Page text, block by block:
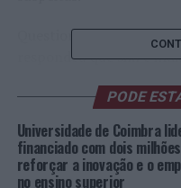
Questionado se possuía
respondeu que sim e
cujos testes de
correspondente a 16
encontrou, também, um
PODE
Universidade de Coimbra
financiado com dois
reforçar a inovação e o
no ensino superior